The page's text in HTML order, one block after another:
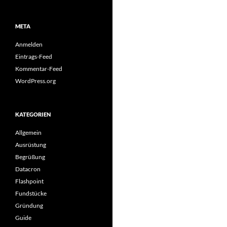
META
Anmelden
Eintrags-Feed
Kommentar-Feed
WordPress.org
KATEGORIEN
Allgemein
Ausrüstung
Begrüßung
Datacron
Flashpoint
Fundstücke
Gründung
Guide